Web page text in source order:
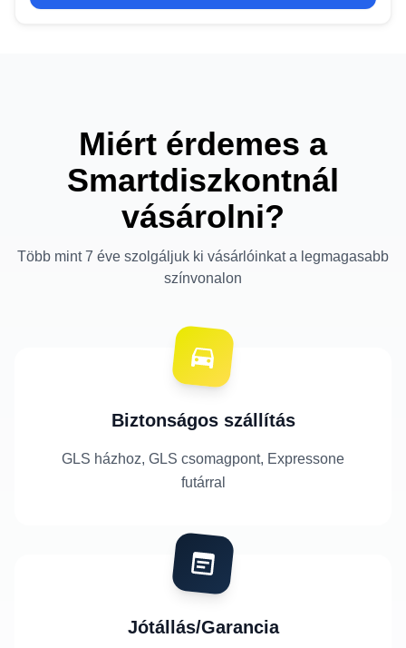
Miért érdemes a
Smartdiszkontnál
vásárolni?
Több mint 7 éve szolgáljuk ki vásárlóinkat a legmagasabb
színvonalon
Biztonságos szállítás
GLS házhoz, GLS csomagpont, Expressone
futárral
Jótállás/Garancia